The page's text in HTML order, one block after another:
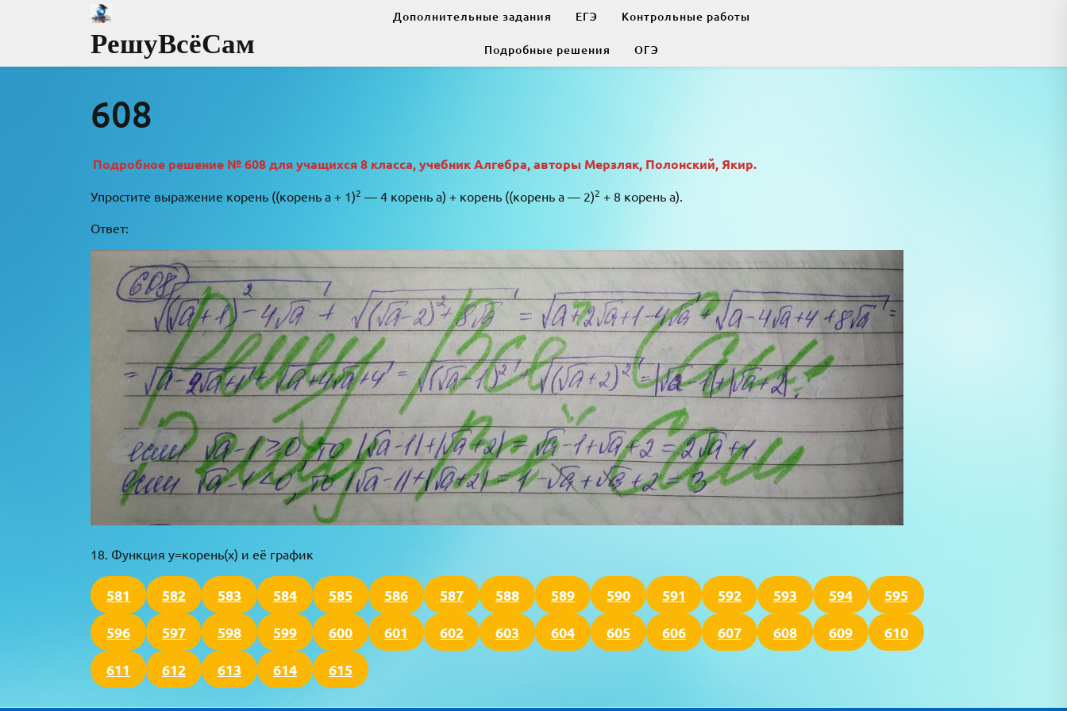
РешуВсёСам
Дополнительные задания ЕГЭ Контрольные работы
Подробные решения ОГЭ
608
Подробное решение № 608 для учащихся 8 класса, учебник Алгебра, авторы Мерзляк, Полонский, Якир.
Упростите выражение корень ((корень a + 1)2 — 4 корень a) + корень ((корень a — 2)2 + 8 корень a).
Ответ:
18. Функция y=корень(x) и её график
581 582 583 584 585 586 587 588 589 590 591 592 593 594 595
596 597 598 599 600 601 602 603 604 605 606 607 608 609 610
611 612 613 614 615